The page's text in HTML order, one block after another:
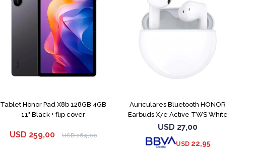
Tablet Honor Pad X8b 128GB 4GB
11" Black + flip cover
USD 259,00 USD 269,00
Auriculares Bluetooth HONOR
Earbuds X7e Active TWS White
USD 27,00
USD 22,95